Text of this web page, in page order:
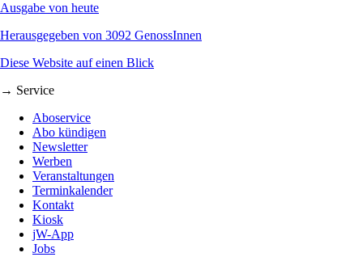
Ausgabe von heute
Herausgegeben von 3092 GenossInnen
Diese Website auf einen Blick
→ Service
Aboservice
Abo kündigen
Newsletter
Werben
Veranstaltungen
Terminkalender
Kontakt
Kiosk
jW-App
Jobs